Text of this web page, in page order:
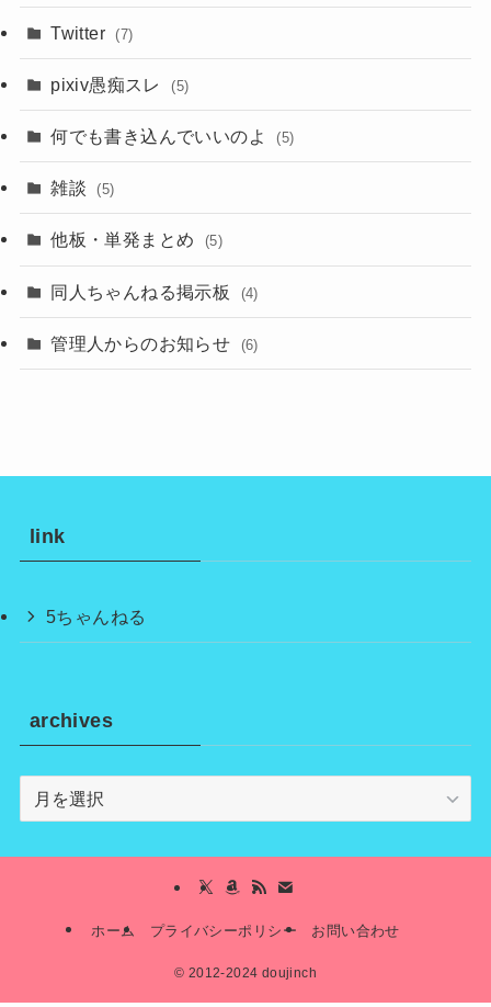
Twitter (7)
pixiv愚痴スレ (5)
何でも書き込んでいいのよ (5)
雑談 (5)
他板・単発まとめ (5)
同人ちゃんねる掲示板 (4)
管理人からのお知らせ (6)
link
5ちゃんねる
archives
archives
ホーム プライバシーポリシー お問い合わせ
© 2012-2024 doujinch